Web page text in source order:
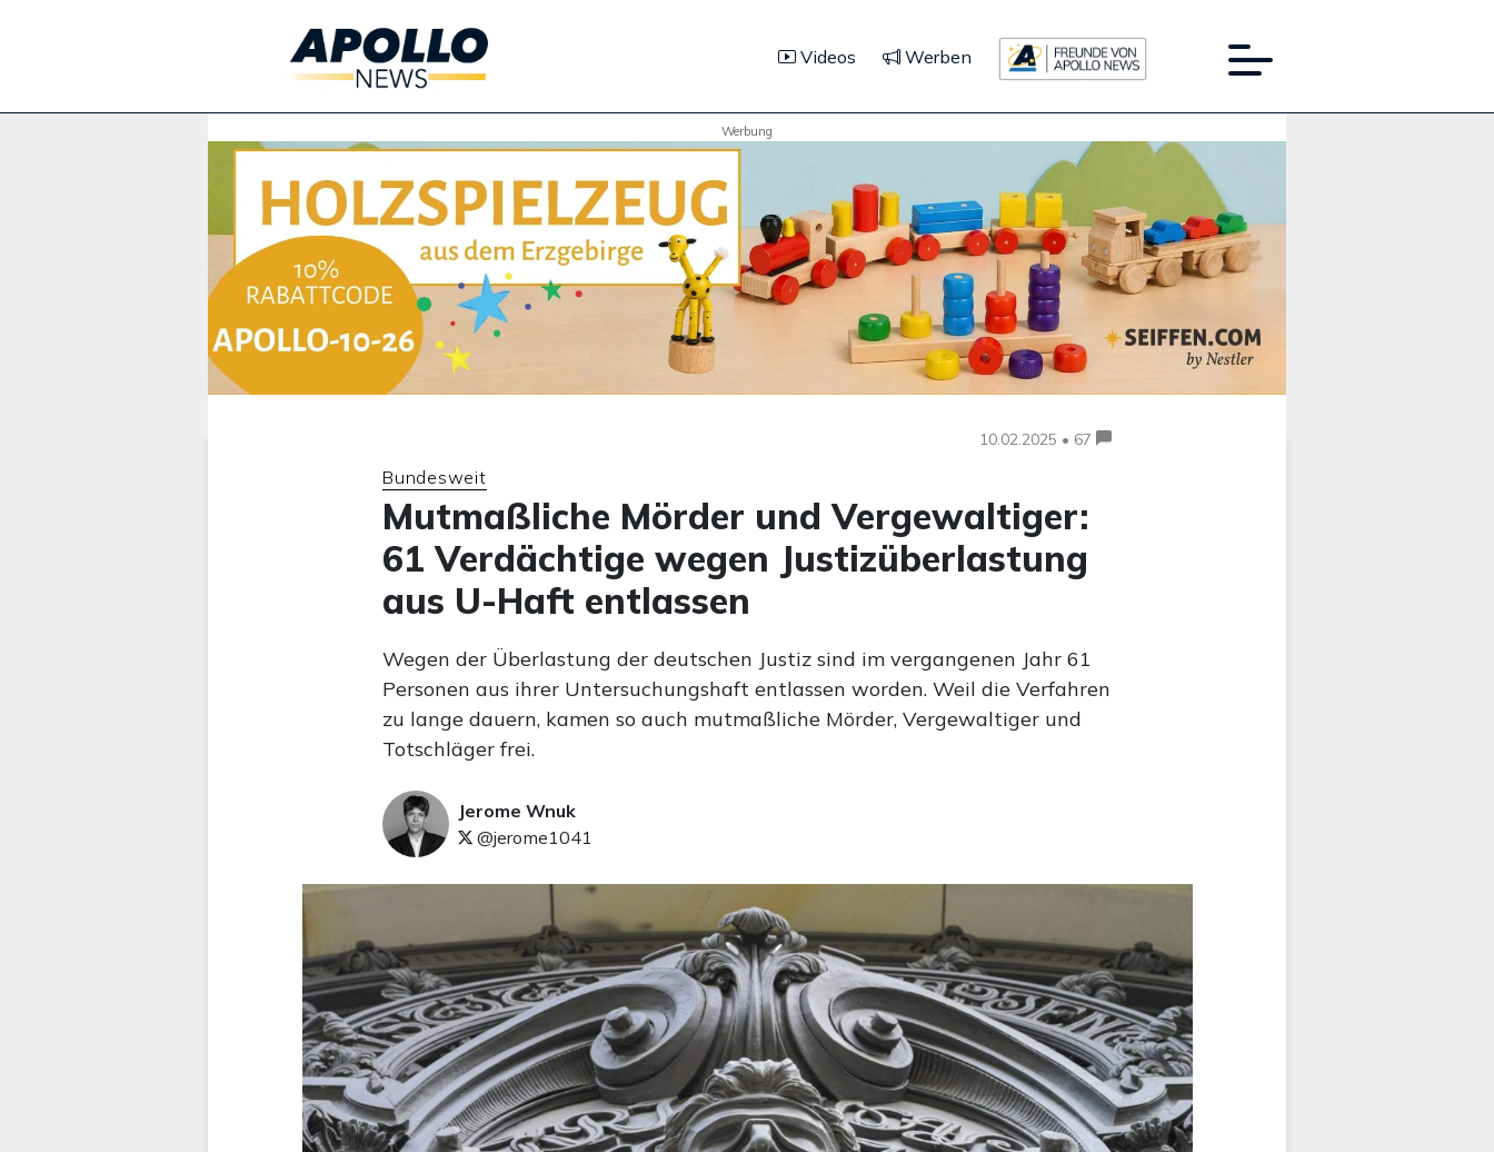
Videos Werben
Werbung
10.02.2025 • 67
Bundesweit
Mutmaßliche Mörder und Vergewaltiger:
61 Verdächtige wegen Justizüberlastung
aus U-Haft entlassen
Wegen der Überlastung der deutschen Justiz sind im vergangenen Jahr 61
Personen aus ihrer Untersuchungshaft entlassen worden. Weil die Verfahren
zu lange dauern, kamen so auch mutmaßliche Mörder, Vergewaltiger und
Totschläger frei.
Jerome Wnuk
@jerome1041